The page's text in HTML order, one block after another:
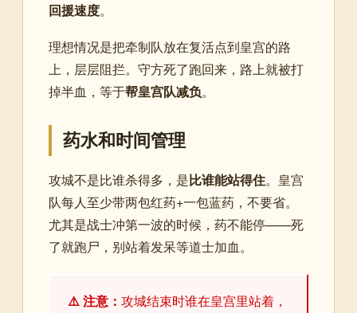
回援速度。
理想情况是把牵制队放在复活点到皇宫的路
上，层层阻拦。守方死了跑回来，路上就被打
掉半血，等于帮皇宫队减负。
药水和时间管理
攻城不是比谁杀得多，是比谁能站得住。皇宫
队每人至少带两包红药+一包蓝药，不要省。
尤其是战士冲第一波的时候，药不能停——死
了就跑尸，别站着发呆等道士加血。
⚠️ 注意： 攻城结束时谁在皇宫里站着，